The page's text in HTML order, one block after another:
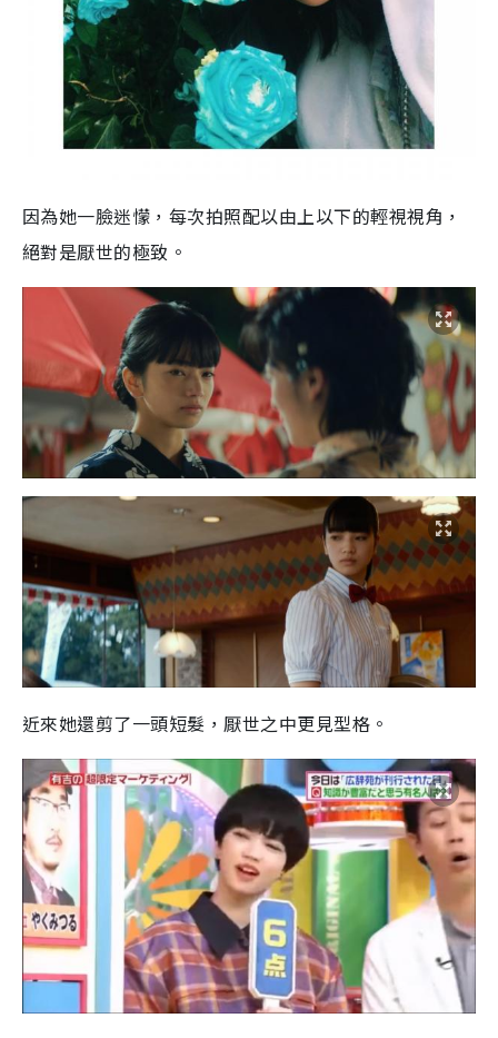
因為她一臉迷懞，每次拍照配以由上以下的輕視視角，
絕對是厭世的極致。
近來她還剪了一頭短髮，厭世之中更見型格。